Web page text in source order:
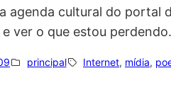
agenda cultural do portal
ver o que estou
principal Internet, mídia,